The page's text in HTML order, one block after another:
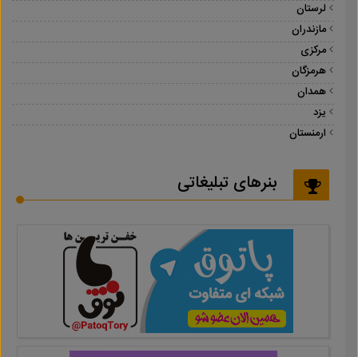
لرستان
مازندران
مرکزی
هرمزگان
همدان
یزد
ارمنستان
بنرهای تبلیغاتی